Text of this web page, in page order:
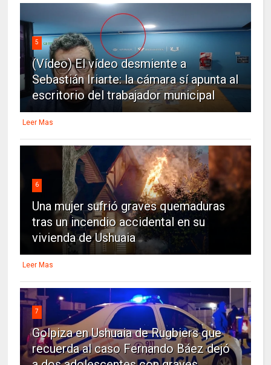
5
(Vídeo) El vídeo desmiente a
Sebastián Iriarte: la cámara sí apunta al
escritorio del trabajador municipal
Leer Mas
6
Una mujer sufrió graves quemaduras
tras un incendio accidental en su
vivienda de Ushuaia
Leer Mas
7
Golpiza en Ushuaia de Rugbiers que
recuerda al caso Fernando Báez dejó